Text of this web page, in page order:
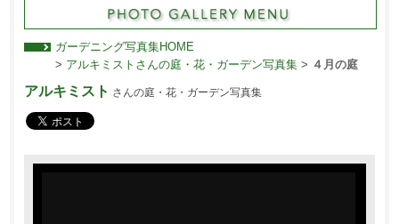
ガーデニング写真集HOME
> アルキミストさんの庭・花・ガーデン写真集> ４月の庭
アルキミスト さんの庭・花・ガーデン写真集